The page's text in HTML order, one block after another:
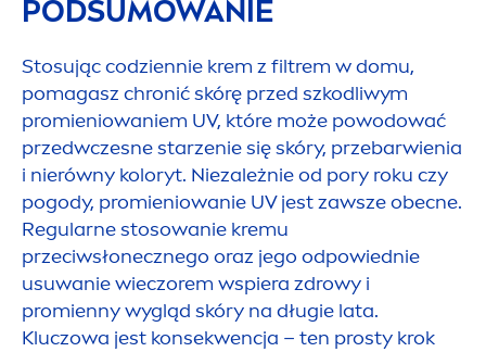
PODSUMOWANIE
Stosując codziennie krem z filtrem w domu,
pomagasz chronić skórę przed szkodliwym
promieniowaniem UV, które może powodować
przedwczesne starzenie się skóry, przebarwienia
i nierówny koloryt. Niezależnie od pory roku czy
pogody, promieniowanie UV jest zawsze obecne.
Regularne stosowanie kremu
przeciwsłonecznego oraz jego odpowiednie
usuwanie wieczorem wspiera zdrowy i
promienny wygląd skóry na długie lata.
Kluczowa jest konsekwencja – ten prosty krok